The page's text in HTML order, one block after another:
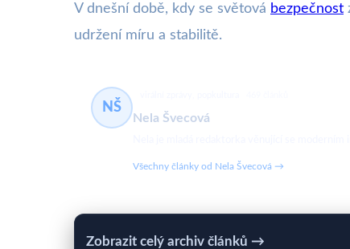
V dnešní době, kdy se světová bezpečnost
udržení míru a stabilitě.
NŠ
Nela Švecová
Všechny články od Nela Švecová →
Zobrazit celý archiv článků →